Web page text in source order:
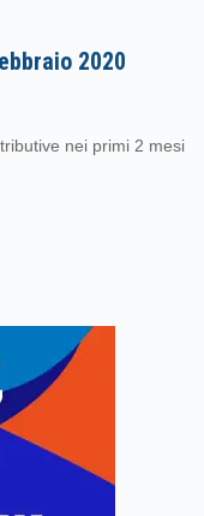
2020
nei primi 2 mesi